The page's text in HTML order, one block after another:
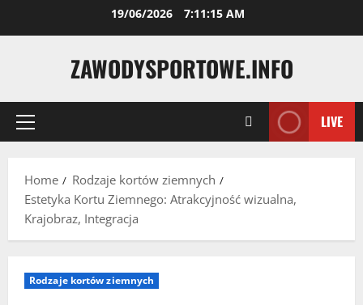
19/06/2026 7:11:16 AM
ZAWODYSPORTOWE.INFO
Primary
LIVE
Home
Rodzaje kortów ziemnych
Estetyka Kortu Ziemnego: Atrakcyjność wizualna,
Krajobraz, Integracja
Rodzaje kortów ziemnych